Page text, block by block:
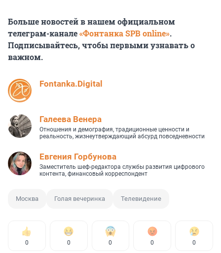
Больше новостей в нашем официальном
телеграм-канале«Фонтанка SPB online».
Подписывайтесь, чтобы первыми узнавать о
важном.
Fontanka.Digital
Галеева Венера
Отношения и демография, традиционные ценности и
реальность, жизнеутверждающий абсурд повседневности
Евгения Горбунова
Заместитель шеф-редактора службы развития цифрового
контента, финансовый корреспондент
Москва Голая вечеринка Телевидение
0 0 0 0 0